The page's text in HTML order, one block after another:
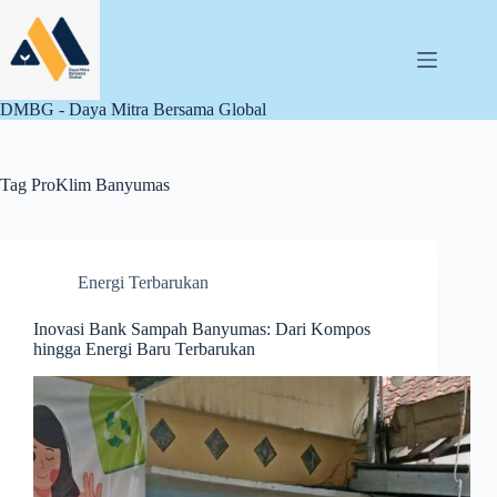
content
DMBG - Daya Mitra Bersama Global
Tag ProKlim Banyumas
Energi Terbarukan
Inovasi Bank Sampah Banyumas: Dari Kompos
hingga Energi Baru Terbarukan